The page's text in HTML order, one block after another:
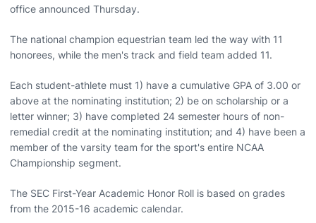
office announced Thursday.
The national champion equestrian team led the way with 11
honorees, while the men's track and field team added 11.
Each student-athlete must 1) have a cumulative GPA of 3.00 or
above at the nominating institution; 2) be on scholarship or a
letter winner; 3) have completed 24 semester hours of non-
remedial credit at the nominating institution; and 4) have been a
member of the varsity team for the sport's entire NCAA
Championship segment.
The SEC First-Year Academic Honor Roll is based on grades
from the 2015-16 academic calendar.